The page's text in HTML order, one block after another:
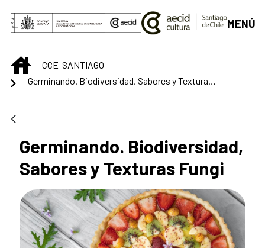
Saltar al contenido principal
MENÚ
INICIOCCE-SANTIAGO
Germinando. Biodiversidad,
Sabores y Texturas Fungi